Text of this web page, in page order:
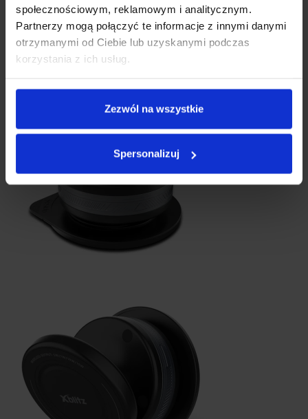
społecznościowym, reklamowym i analitycznym.
Partnerzy mogą połączyć te informacje z innymi danymi
otrzymanymi od Ciebie lub uzyskanymi podczas
korzystania z ich usług.
Zezwól na wszystkie
Spersonalizuj